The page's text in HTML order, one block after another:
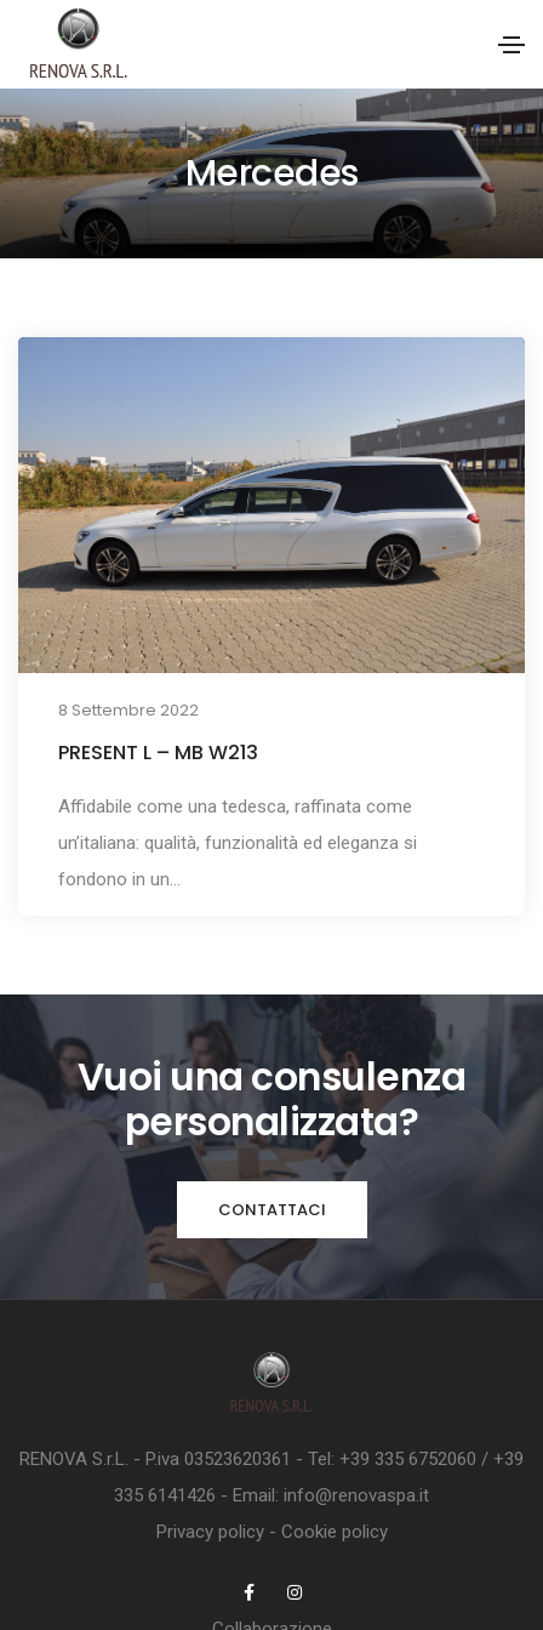
Mercedes
8 Settembre 2022
PRESENT L – MB W213
Affidabile come una tedesca, raffinata come
un’italiana: qualità, funzionalità ed eleganza si
fondono in un…
Vuoi una consulenza
personalizzata?
CONTATTACI
RENOVA S.r.L. - P.iva 03523620361 - Tel: +39 335 6752060 / +39
335 6141426 - Email: info@renovaspa.it
Privacy policy- Cookie policy